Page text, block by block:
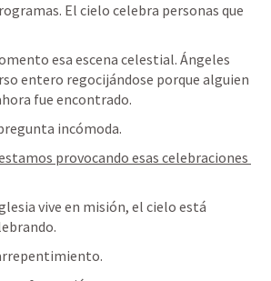
El cielo celebra personas que
esa escena celestial. Ángeles
entero regocijándose porque alguien
fue encontrado.
incómoda.
provocando esas celebraciones
vive en misión, el cielo está